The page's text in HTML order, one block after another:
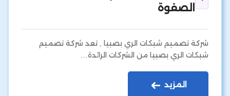
الصفوة
شركة تصميم شبكات الري بصبيا , تعد شركة تصميم
شبكات الري بصبيا من الشركات الرائدة…
المزيد